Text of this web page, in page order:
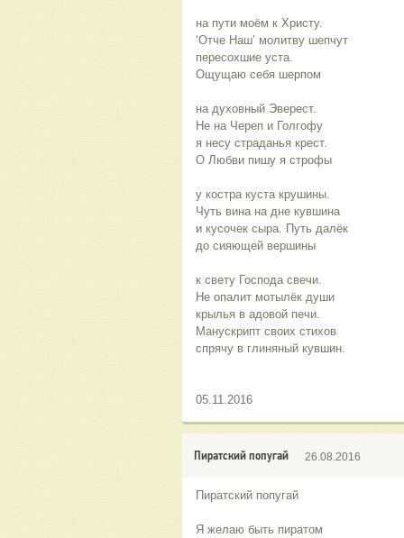
на пути моём к Христу.
‘Отче Наш’ молитву шепчут
пересохшие уста.
Ощущаю себя шерпом
на духовный Эверест.
Не на Череп и Голгофу
я несу страданья крест.
О Любви пишу я строфы
у костра куста крушины.
Чуть вина на дне кувшина
и кусочек сыра. Путь далёк
до сияющей вершины
к свету Господа свечи.
Не опалит мотылёк души
крылья в адовой печи.
Манускрипт своих стихов
спрячу в глиняный кувшин.
05.11.2016
Пиратский попугай 26.08.2016
Пиратский попугай
Я желаю быть пиратом